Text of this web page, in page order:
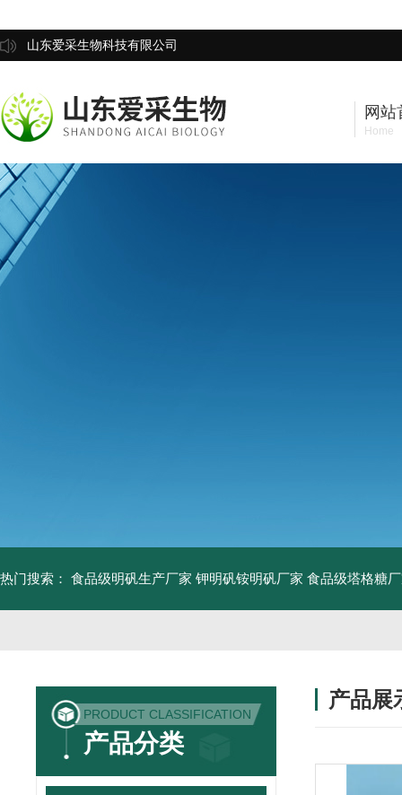
山东爱采生物科技有限公司
网站
Home
热门搜索： 食品级明矾生产厂家 钾明矾铵明矾厂家 食品级塔格糖
PRODUCT CLASSIFICATION
产品分类
产品展